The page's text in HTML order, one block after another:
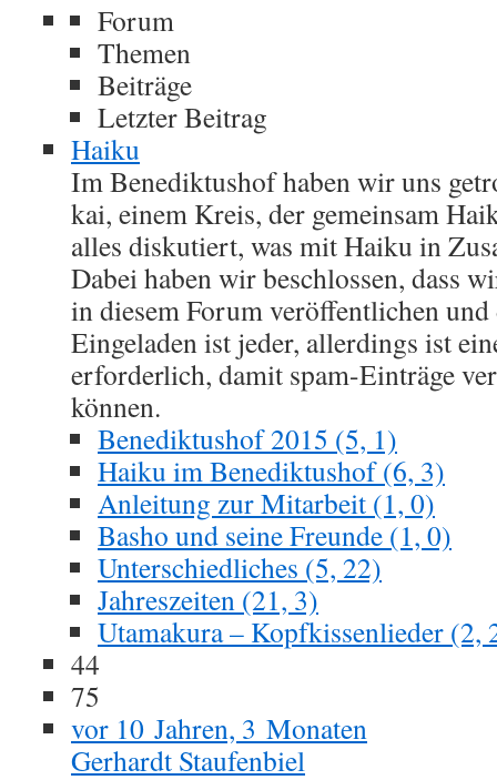
Forum
Themen
Beiträge
Letzter Beitrag
Haiku
Im Benediktushof haben wir uns
kai, einem Kreis, der gemeinsam
alles diskutiert, was mit Haiku in
Dabei haben wir beschlossen, dass
in diesem Forum veröffentlichen
Eingeladen ist jeder, allerdings ist
erforderlich, damit spam-Einträge
können.
Benediktushof 2015 (5, 1)
Haiku im Benediktushof (6, 3)
Anleitung zur Mitarbeit (1, 0)
Basho und seine Freunde (1, 0)
Unterschiedliches (5, 22)
Jahreszeiten (21, 3)
Utamakura – Kopfkissenlieder (2,
44
75
vor 10 Jahren, 3 Monaten
Gerhardt Staufenbiel